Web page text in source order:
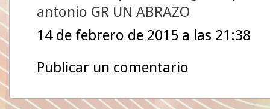
antonio GR UN ABRAZO
14 de febrero de 2015 a las 21:38
Publicar un comentario